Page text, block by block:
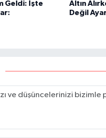
Geldi: İşte
Altın
Değil